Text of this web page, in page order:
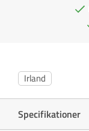
Irland
Specifikationer